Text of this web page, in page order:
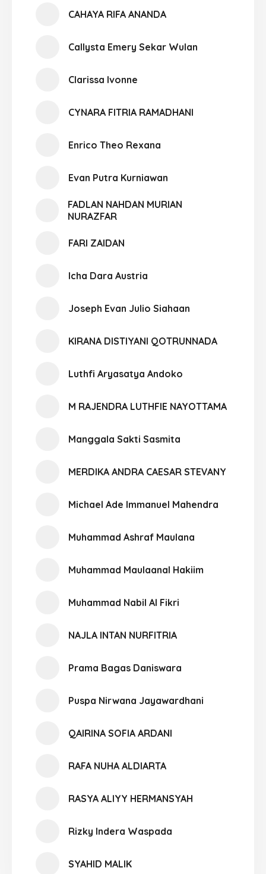
CAHAYA RIFA ANANDA
Callysta Emery Sekar Wulan
Clarissa Ivonne
CYNARA FITRIA RAMADHANI
Enrico Theo Rexana
Evan Putra Kurniawan
FADLAN NAHDAN MURIAN
NURAZFAR
FARI ZAIDAN
Icha Dara Austria
Joseph Evan Julio Siahaan
KIRANA DISTIYANI QOTRUNNADA
Luthfi Aryasatya Andoko
M RAJENDRA LUTHFIE NAYOTTAMA
Manggala Sakti Sasmita
MERDIKA ANDRA CAESAR STEVANY
Michael Ade Immanuel Mahendra
Muhammad Ashraf Maulana
Muhammad Maulaanal Hakiim
Muhammad Nabil Al Fikri
NAJLA INTAN NURFITRIA
Prama Bagas Daniswara
Puspa Nirwana Jayawardhani
QAIRINA SOFIA ARDANI
RAFA NUHA ALDIARTA
RASYA ALIYY HERMANSYAH
Rizky Indera Waspada
SYAHID MALIK